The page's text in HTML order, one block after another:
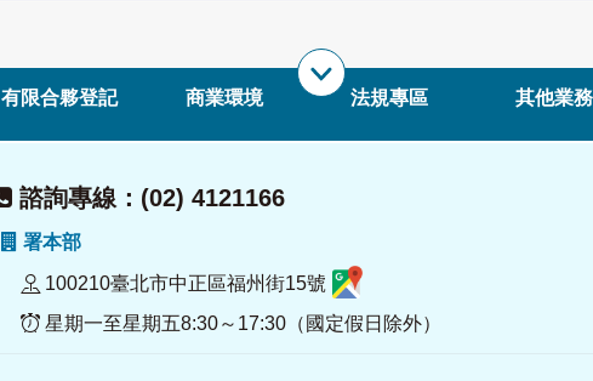
有限合夥登記 商業環境 法規專區 其他業務
諮詢專線：(02) 4121166
署本部
100210臺北市中正區福州街15號
星期一至星期五8:30～17:30（國定假日除外）